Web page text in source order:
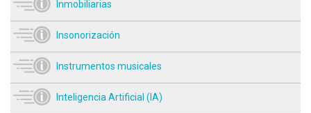
Inmobiliarias
Insonorización
Instrumentos musicales
Inteligencia Artificial (IA)